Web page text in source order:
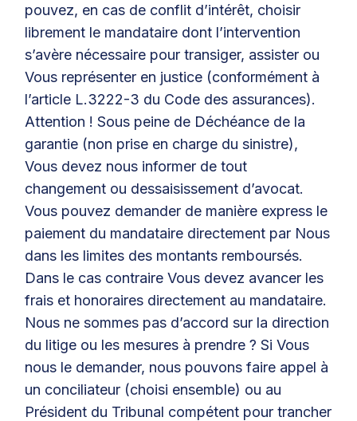
pouvez, en cas de conflit d’intérêt, choisir
librement le mandataire dont l’intervention
s’avère nécessaire pour transiger, assister ou
Vous représenter en justice (conformément à
l’article L.3222-3 du Code des assurances).
Attention ! Sous peine de Déchéance de la
garantie (non prise en charge du sinistre),
Vous devez nous informer de tout
changement ou dessaisissement d’avocat.
Vous pouvez demander de manière express le
paiement du mandataire directement par Nous
dans les limites des montants remboursés.
Dans le cas contraire Vous devez avancer les
frais et honoraires directement au mandataire.
Nous ne sommes pas d’accord sur la direction
du litige ou les mesures à prendre ? Si Vous
nous le demander, nous pouvons faire appel à
un conciliateur (choisi ensemble) ou au
Président du Tribunal compétent pour trancher